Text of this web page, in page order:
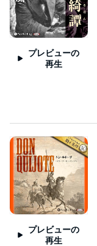
プレビューの
再生
プレビューの
再生